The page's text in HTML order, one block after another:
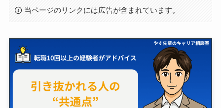
当ページのリンクには広告が含まれています。